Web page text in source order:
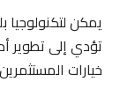
يمكن
تؤدي إلى تطوير
خيارات